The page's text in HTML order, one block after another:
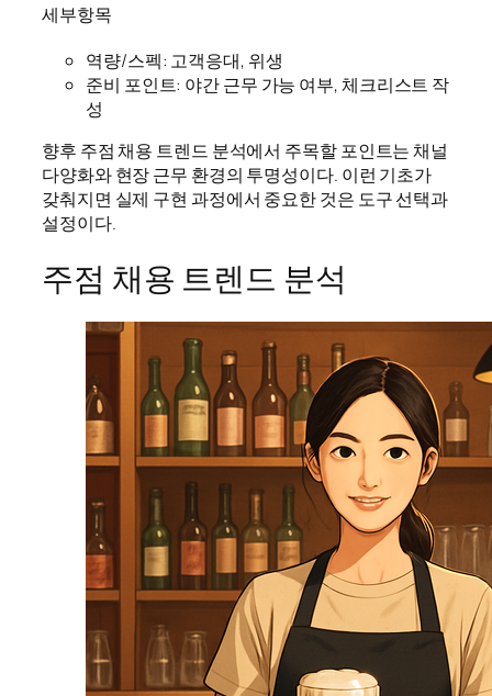
세부항목
역량/스펙: 고객응대, 위생
준비 포인트: 야간 근무 가능 여부, 체크리스트 작
성
향후 주점 채용 트렌드 분석에서 주목할 포인트는 채널
다양화와 현장 근무 환경의 투명성이다. 이런 기초가
갖춰지면 실제 구현 과정에서 중요한 것은 도구 선택과
설정이다.
주점 채용 트렌드 분석